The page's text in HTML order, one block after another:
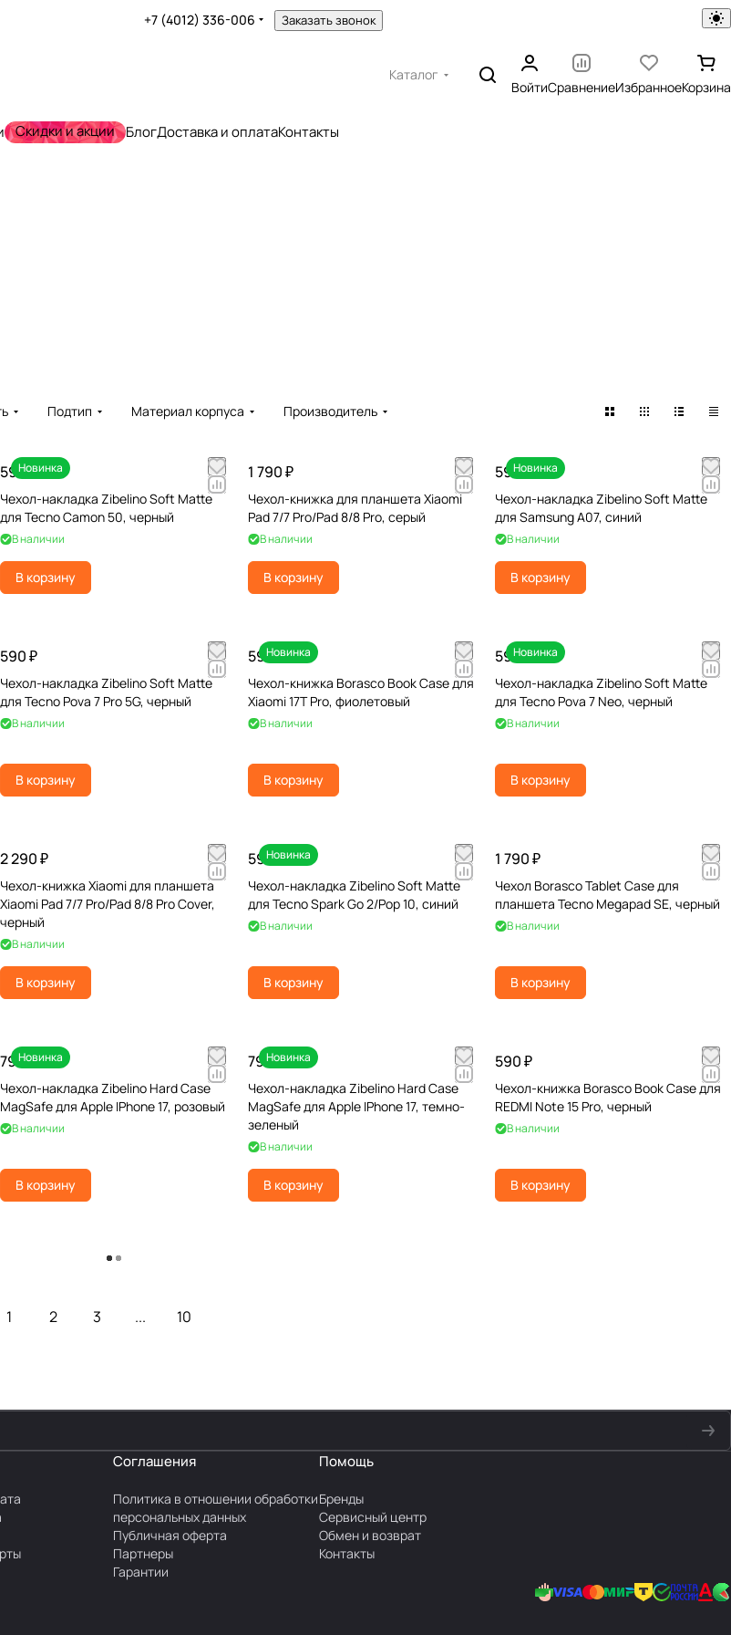
+7 (4012) 336-006 Заказать звонок
Каталог
ВойтиСравнениеИзбранноеКорзина
Скидки и акции БлогДоставка и оплатаКонтакты
Подтип Материал корпуса Производитель
Новинка
590 ₽
Чехол-накладка Zibelino Soft Matte
для Tecno Camon 50, черный
В наличии
В корзину
1 790 ₽
Чехол-книжка для планшета Xiaomi
Pad 7/7 Pro/Pad 8/8 Pro, серый
В наличии
В корзину
Новинка
590 ₽
Чехол-накладка Zibelino Soft Matte
для Samsung A07, синий
В наличии
В корзину
590 ₽
Чехол-накладка Zibelino Soft Matte
для Tecno Pova 7 Pro 5G, черный
В наличии
В корзину
Новинка
590 ₽
Чехол-книжка Borasco Book Case для
Xiaomi 17T Pro, фиолетовый
В наличии
В корзину
Новинка
590 ₽
Чехол-накладка Zibelino Soft Matte
для Tecno Pova 7 Neo, черный
В наличии
В корзину
2 290 ₽
Чехол-книжка Xiaomi для планшета
Xiaomi Pad 7/7 Pro/Pad 8/8 Pro Cover,
черный
В наличии
В корзину
Новинка
590 ₽
Чехол-накладка Zibelino Soft Matte
для Tecno Spark Go 2/Pop 10, синий
В наличии
В корзину
1 790 ₽
Чехол Borasco Tablet Case для
планшета Tecno Megapad SE, черный
В наличии
В корзину
Новинка
790 ₽
Чехол-накладка Zibelino Hard Case
MagSafe для Apple IPhone 17, розовый
В наличии
В корзину
Новинка
790 ₽
Чехол-накладка Zibelino Hard Case
MagSafe для Apple IPhone 17, темно-
зеленый
В наличии
В корзину
590 ₽
Чехол-книжка Borasco Book Case для
REDMI Note 15 Pro, черный
В наличии
В корзину
Загрузить еще
1 2 3 ... 10
Соглашения
Политика в отношении обработки
персональных данных
Публичная оферта
Партнеры
Гарантии
Помощь
Бренды
Сервисный центр
Обмен и возврат
Контакты